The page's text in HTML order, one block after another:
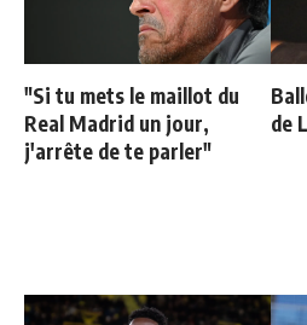
"Si tu mets le maillot du
Real Madrid un jour,
j'arrête de te parler"
de